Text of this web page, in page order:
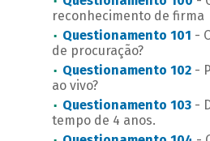
reconhecimento de firma
Questionamento 101 -
de procuração?
Questionamento 102 -
ao vivo?
Questionamento 103 -
tempo de 4 anos.